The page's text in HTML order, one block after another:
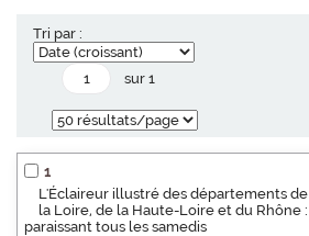
Tri par :
sur 1
1
L'Éclaireur illustré des départements de
la Loire, de la Haute-Loire et du Rhône :
paraissant tous les samedis